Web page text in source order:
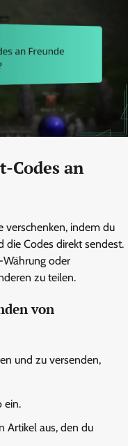
Codes an
verschenken, indem du
die Codes direkt sendest.
oder
zu teilen.
von
und zu versenden,
ein.
Artikel aus, den du